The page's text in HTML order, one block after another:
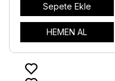
Sepete Ekle
HEMEN AL